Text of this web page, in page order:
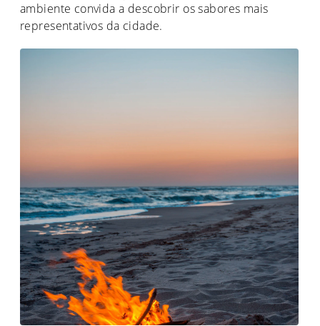
ambiente convida a descobrir os sabores mais
representativos da cidade.